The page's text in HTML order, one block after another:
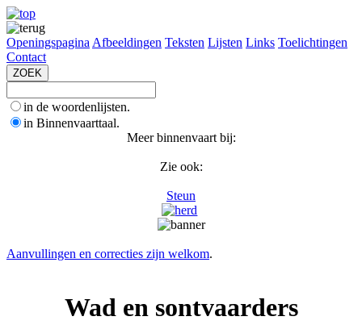
Openingspagina Afbeeldingen Teksten Lijsten Links Toelichtingen
Contact
in de woordenlijsten.
in Binnenvaarttaal.
Meer binnenvaart bij:
Zie ook:
Steun
Aanvullingen en correcties zijn welkom.
Wad en sontvaarders